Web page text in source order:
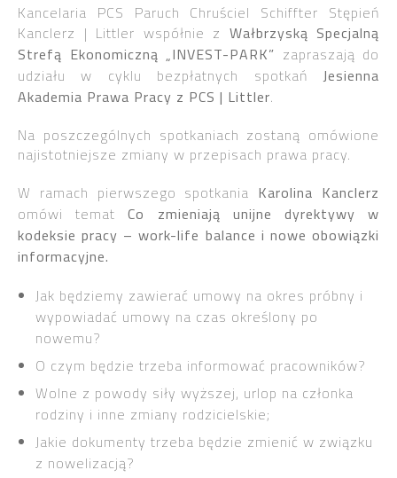
Kancelaria PCS Paruch Chruściel Schiffter Stępień
Kanclerz | Littler współnie z Wałbrzyską Specjalną
Strefą Ekonomiczną „INVEST-PARK” zapraszają do
udziału w cyklu bezpłatnych spotkań Jesienna
Akademia Prawa Pracy z PCS | Littler.
Na poszczególnych spotkaniach zostaną omówione
najistotniejsze zmiany w przepisach prawa pracy.
W ramach pierwszego spotkania Karolina Kanclerz
omówi tematCo zmieniają unijne dyrektywy w
kodeksie pracy – work-life balance i nowe obowiązki
informacyjne.
Jak będziemy zawierać umowy na okres próbny i
wypowiadać umowy na czas określony po
nowemu?
O czym będzie trzeba informować pracowników?
Wolne z powody siły wyższej, urlop na członka
rodziny i inne zmiany rodzicielskie;
Jakie dokumenty trzeba będzie zmienić w związku
z nowelizacją?